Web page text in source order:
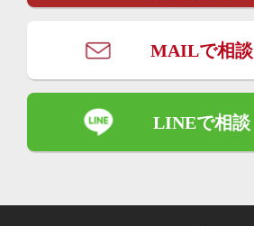
MAILで相談
LINEで相談